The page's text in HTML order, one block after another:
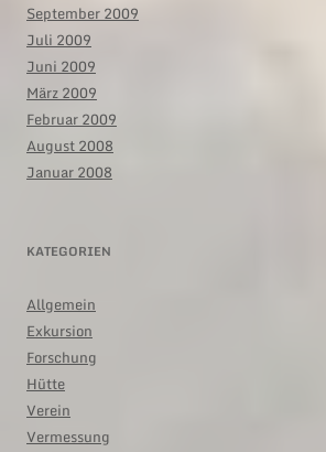
September 2009
Juli 2009
Juni 2009
März 2009
Februar 2009
August 2008
Januar 2008
KATEGORIEN
Allgemein
Exkursion
Forschung
Hütte
Verein
Vermessung